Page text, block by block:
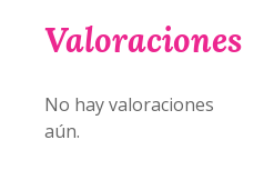
Valoraciones
No hay valoraciones
aún.